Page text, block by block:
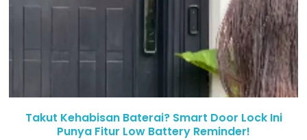
Takut Kehabisan Baterai? Smart Door Lock Ini
Punya Fitur Low Battery Reminder!